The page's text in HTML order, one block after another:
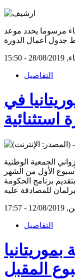
مرسوما يحدد موعد
- 15:50
التفاصيل
في
استثنائية
الجمعية الوطنية
الأول من الشهر
برنامج الحكومة
- 17:57
التفاصيل
بموريتانيا
المقبل